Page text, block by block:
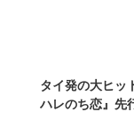
タイ発の大ヒッ
ハレのち恋』先